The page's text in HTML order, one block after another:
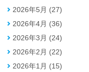
2026年5月 (27)
2026年4月 (36)
2026年3月 (24)
2026年2月 (22)
2026年1月 (15)